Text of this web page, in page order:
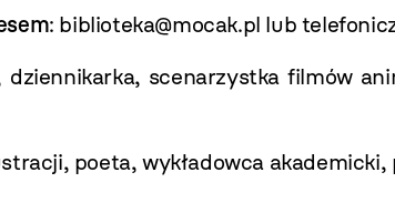
: biblioteka@mocak.pl lub
scenarzystka filmów
poeta, wykładowca